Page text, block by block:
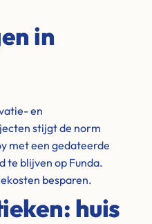
in
en
stijgt de norm
met een gedateerde
te blijven op Funda.
besparen.
huis